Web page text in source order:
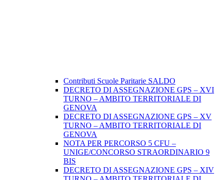
Contributi Scuole Paritarie SALDO
DECRETO DI ASSEGNAZIONE GPS – XVI
TURNO – AMBITO TERRITORIALE DI
GENOVA
DECRETO DI ASSEGNAZIONE GPS – XV
TURNO – AMBITO TERRITORIALE DI
GENOVA
NOTA PER PERCORSO 5 CFU –
UNIGE/CONCORSO STRAORDINARIO 9
BIS
DECRETO DI ASSEGNAZIONE GPS – XIV